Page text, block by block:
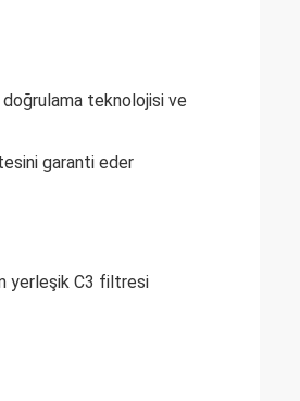
teknolojisi ve
garanti eder
yerleşik C3 filtresi